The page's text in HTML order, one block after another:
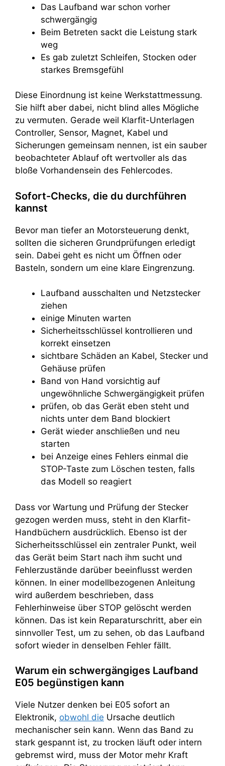
Das Laufband war schon vorher
schwergängig
Beim Betreten sackt die Leistung stark
weg
Es gab zuletzt Schleifen, Stocken oder
starkes Bremsgefühl
Diese Einordnung ist keine Werkstattmessung.
Sie hilft aber dabei, nicht blind alles Mögliche
zu vermuten. Gerade weil Klarfit-Unterlagen
Controller, Sensor, Magnet, Kabel und
Sicherungen gemeinsam nennen, ist ein sauber
beobachteter Ablauf oft wertvoller als das
bloße Vorhandensein des Fehlercodes.
Sofort-Checks, die du durchführen
kannst
Bevor man tiefer an Motorsteuerung denkt,
sollten die sicheren Grundprüfungen erledigt
sein. Dabei geht es nicht um Öffnen oder
Basteln, sondern um eine klare Eingrenzung.
Laufband ausschalten und Netzstecker
ziehen
einige Minuten warten
Sicherheitsschlüssel kontrollieren und
korrekt einsetzen
sichtbare Schäden an Kabel, Stecker und
Gehäuse prüfen
Band von Hand vorsichtig auf
ungewöhnliche Schwergängigkeit prüfen
prüfen, ob das Gerät eben steht und
nichts unter dem Band blockiert
Gerät wieder anschließen und neu
starten
bei Anzeige eines Fehlers einmal die
STOP-Taste zum Löschen testen, falls
das Modell so reagiert
Dass vor Wartung und Prüfung der Stecker
gezogen werden muss, steht in den Klarfit-
Handbüchern ausdrücklich. Ebenso ist der
Sicherheitsschlüssel ein zentraler Punkt, weil
das Gerät beim Start nach ihm sucht und
Fehlerzustände darüber beeinflusst werden
können. In einer modellbezogenen Anleitung
wird außerdem beschrieben, dass
Fehlerhinweise über STOP gelöscht werden
können. Das ist kein Reparaturschritt, aber ein
sinnvoller Test, um zu sehen, ob das Laufband
sofort wieder in denselben Fehler fällt.
Warum ein schwergängiges Laufband
E05 begünstigen kann
Viele Nutzer denken bei E05 sofort an
Elektronik, obwohl die Ursache deutlich
mechanischer sein kann. Wenn das Band zu
stark gespannt ist, zu trocken läuft oder intern
gebremst wird, muss der Motor mehr Kraft